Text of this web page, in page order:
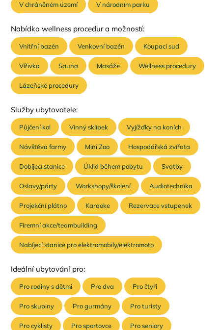
V chráněném území V národním parku
Nabídka wellness procedur a možností:
Vnitřní bazén Venkovní bazén Koupací sud
Vířivka Sauna Masáže Wellness procedury
Lázeňské procedury
Služby ubytovatele:
Půjčení kol Vinný sklípek Vyjížďky na koních
Návštěva farmy Mini Zoo Hospodářská zvířata
Dobíjecí stanice Úklid během pobytu Svatby
Oslavy/párty Workshopy/školení Audiotechnika
Projekční plátno Karaoke Rezervace vstupenek
Firemní akce/teambuilding
Nabíjecí stanice pro elektromobily/elektromoto
Ideální ubytování pro:
Pro rodiny s dětmi Pro dva Pro čtyři
Pro skupiny Pro gurmány Pro turisty
Pro cyklisty Pro sportovce Pro seniory